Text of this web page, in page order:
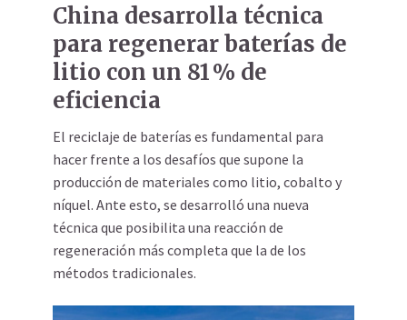
China desarrolla técnica
para regenerar baterías de
litio con un 81 % de
eficiencia
El reciclaje de baterías es fundamental para
hacer frente a los desafíos que supone la
producción de materiales como litio, cobalto y
níquel. Ante esto, se desarrolló una nueva
técnica que posibilita una reacción de
regeneración más completa que la de los
métodos tradicionales.